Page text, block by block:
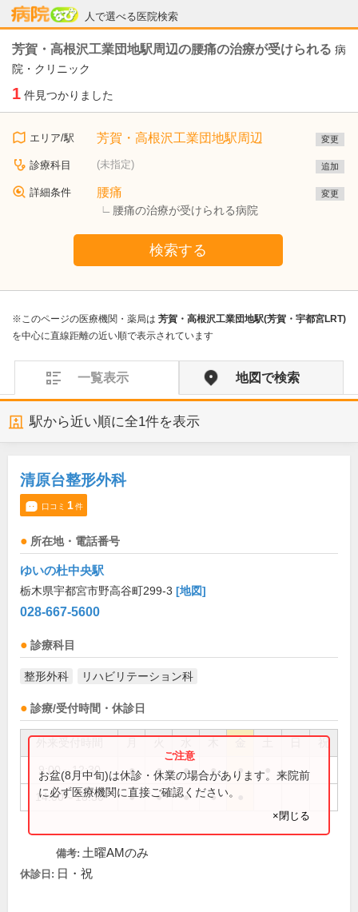
人で選べる医院検索
病院なび
芳賀・高根沢工業団地駅周辺の腰痛の治療が受けられる 病
院・クリニック
1 件見つかりました
エリア/駅 芳賀・高根沢工業団地駅周辺 変更
診療科目 (未指定) 追加
詳細条件 腰痛
腰痛の治療が受けられる病院
変更
検索する
※このページの医療機関・薬局は 芳賀・高根沢工業団地駅(芳賀・宇都宮LRT)
を中心に直線距離の近い順で表示されています
一覧表示 地図で検索
駅から近い順に全1件を表示
清原台整形外科
口コミ 1件
所在地・電話番号
ゆいの杜中央駅
栃木県宇都宮市野高谷町299-3 [地図]
028-667-5600
診療科目
整形外科 リハビリテーション科
診療/受付時間・休診日
祝
9:00～12:30 ● ● ● ● ●
14:00～18:30 ● ● ● ●
お盆(8月中旬)は休診・休業の場合があります。来院前
に必ず医療機関に直接ご確認ください。
×閉じる
備考: 土曜AMのみ
休診日: 日・祝